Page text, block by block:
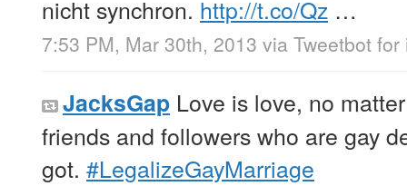
nicht synchron. http://t.co/Qz …
7:53 PM, Mar 30th, 2013 via Tweetbot for
JacksGap Love is love, no
friends and followers who are gay
got. #LegalizeGayMarriage